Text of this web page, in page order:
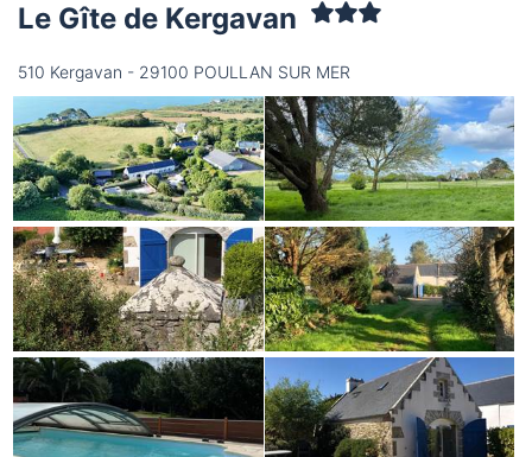
Le Gîte de Kergavan
510 Kergavan - 29100 POULLAN SUR MER